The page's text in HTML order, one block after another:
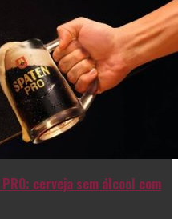
cerveja sem álcool com